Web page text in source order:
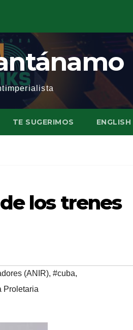
TE SUGERIMOS ENGLISH
los trenes
(ANIR), #cuba,
Proletaria